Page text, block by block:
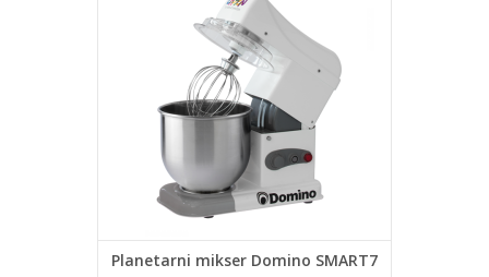
Planetarni mikser Domino SMART7